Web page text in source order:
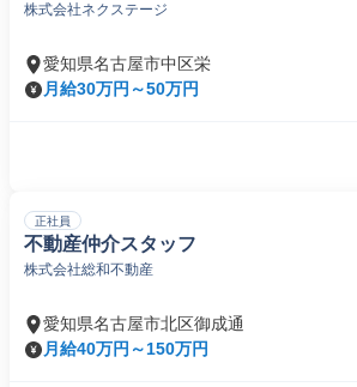
株式会社ネクステージ
愛知県名古屋市中区栄
月給30万円～50万円
正社員
不動産仲介スタッフ
株式会社総和不動産
愛知県名古屋市北区御成通
月給40万円～150万円